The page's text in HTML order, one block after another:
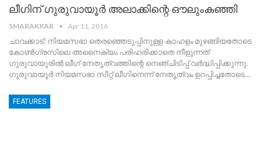
ലീഗിന് ഗുരുവായൂര്‍ അലാക്കിന്റെ ഔലുംകഞ്ഞി
SMARAKKAR Apr 11, 2016
ചാവക്കാട്: നിയമസഭാ തെരഞ്ഞെടുപ്പിനുള്ള കാഹളം മുഴങ്ങിയതോടെ
കോണ്‍ഗ്രസിലെ അനൈക്യം പരിഹരിക്കാതെ നീളുന്നത്
ഗുരുവായൂരില്‍ ലീഗ് നേതൃത്വത്തിന്റെ നെഞ്ചിടിപ്പ് വര്‍ദ്ധിപ്പിക്കുന്നു.
ഗുരുവായൂര്‍ നിയമസഭാ സീറ്റ് ലീഗിനെന്ന് നേതൃത്വം ഉറപ്പിച്ചതോടെ…
FEATURES